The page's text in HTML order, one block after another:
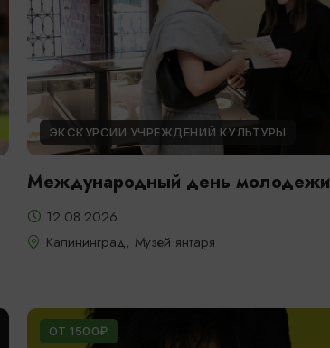
ЭКСКУРСИИ УЧРЕЖДЕНИЙ КУЛЬТУРЫ
Международный день молодежи
12.08.2026
Калининград, Музей янтаря
ОТ 1500₽